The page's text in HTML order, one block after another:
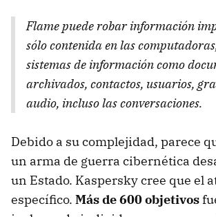
Flame puede robar información
sólo contenida en las
sistemas de información como
archivados, contactos, usuarios,
audio, incluso las conversaciones.
Debido a su complejidad, parece
un arma de guerra cibernética
un Estado. Kaspersky cree que el
específico. Más de 600 objetivos